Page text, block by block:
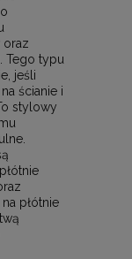
oraz
Tego typu
jeśli
ścianie i
stylowy
płótnie